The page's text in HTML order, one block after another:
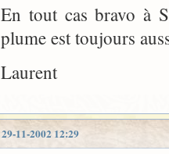
En tout cas bravo à
plume est toujours
Laurent
29-11-2002 12:29